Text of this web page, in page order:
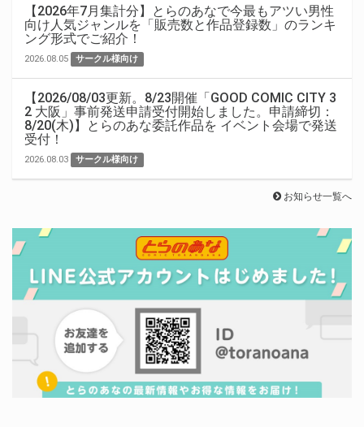
【2026年7月集計分】とらのあなで今最もアツい男性
向け人気ジャンルを「販売数と作品登録数」のランキ
ング形式でご紹介！
2026.08.05 サークル様向け
【2026/08/03更新。8/23開催「GOOD COMIC CITY 3
2 大阪」事前発送申請受付開始しました。申請締切：
8/20(木)】とらのあな委託作品を イベント会場で発送
受付！
2026.08.03 サークル様向け
お知らせ一覧へ